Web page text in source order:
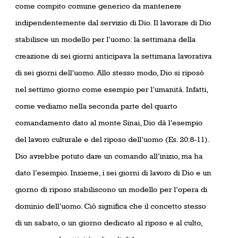
come compito comune generico da mantenere
indipendentemente dal servizio di Dio. Il lavorare di Dio
stabilisce un modello per l’uomo: la settimana della
creazione di sei giorni anticipava la settimana lavorativa
di sei giorni dell’uomo. Allo stesso modo, Dio si riposò
nel settimo giorno come esempio per l’umanità. Infatti,
come vediamo nella seconda parte del quarto
comandamento dato al monte Sinai, Dio dà l’esempio
del lavoro culturale e del riposo dell’uomo (Es. 20:8-11).
Dio avrebbe potuto dare un comando all’inizio, ma ha
dato l’esempio. Insieme, i sei giorni di lavoro di Dio e un
giorno di riposo stabiliscono un modello per l’opera di
dominio dell’uomo. Ciò significa che il concetto stesso
di un sabato, o un giorno dedicato al riposo e al culto,